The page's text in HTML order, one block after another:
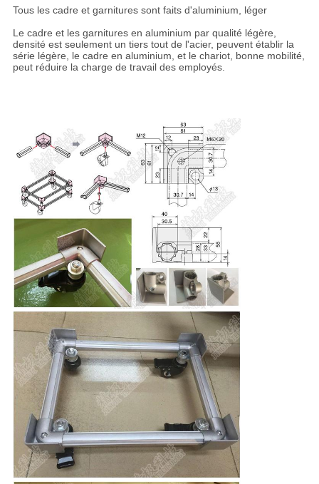
Tous les cadre et garnitures sont faits d'aluminium, léger
Le cadre et les garnitures en aluminium par qualité légère,
densité est seulement un tiers tout de l'acier, peuvent établir la
série légère, le cadre en aluminium, et le chariot, bonne mobilité,
peut réduire la charge de travail des employés.